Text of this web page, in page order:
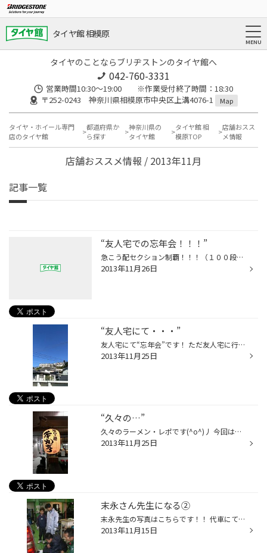
タイヤ館 相模原
タイヤのことならブリヂストンのタイヤ館へ
042-760-3331
営業時間10:30～19:00 ※作業受付終了時間：18:30
〒252-0243 神奈川県相模原市中央区上溝4076-1
Map
タイヤ・ホイール専門
店のタイヤ館
都道府県か
ら探す
神奈川県の
タイヤ館
タイヤ館 相
模原TOP
店舗おスス
メ情報
店舗おススメ情報 / 2013年11月
記事一覧
“友人宅での忘年会！！！”
急こう配セクション制覇！！！（１００段近くの階段） 早速 忘年会スタートと思いきやこれから食材の買い出しでした・・・(>_
2013年11月26日
“友人宅にて・・・”
友人宅にて“忘年会”です！ ただ友人宅に行くにはこの急こう配階段を 克服しなければなりません・・・(>_
2013年11月25日
“久々の…”
久々のラーメン・レポです(^o^)丿 今回は、友人オススメの塩ラーメン店 『本丸亭』に行きました！ しかも、今回は酒を飲んだ後に行ったので、 『スープが染みる～ッ』という感じでした…（笑） まさに『THE・塩ラーメン』という感じです！ ちなみに、友人は以前から“春菊”が苦手で食べれなかったらし...
2013年11月25日
末永さん先生になる②
末永先生の写真はこちらです！！ 代車にて 脱着作業を体験してもらってるところです。 はじめての作業でおっかなびっくりしながらやっていましたよ！！ それを 優しく丁寧に教えている末永先生です！！ ちなみに・・・ 末永先生の職場体験は・・・・クリーンセンター（焼却施設）だそうです カネコ...
2013年11月15日